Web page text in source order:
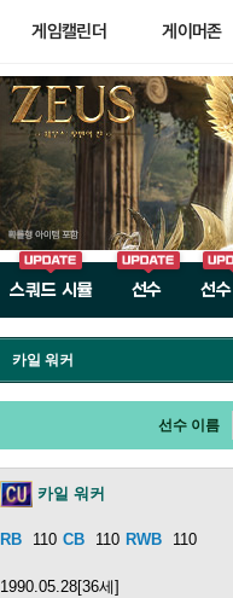
게임캘린더 게이머존
스쿼드 시뮬 선수 선
카일 워커
선수 이름
카일 워커
110 110 110
1990.05.28[36세]